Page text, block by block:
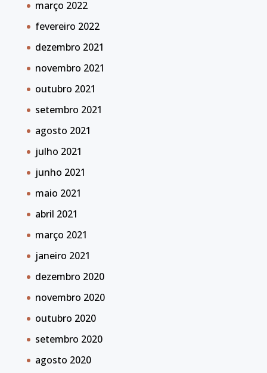
março 2022
fevereiro 2022
dezembro 2021
novembro 2021
outubro 2021
setembro 2021
agosto 2021
julho 2021
junho 2021
maio 2021
abril 2021
março 2021
janeiro 2021
dezembro 2020
novembro 2020
outubro 2020
setembro 2020
agosto 2020